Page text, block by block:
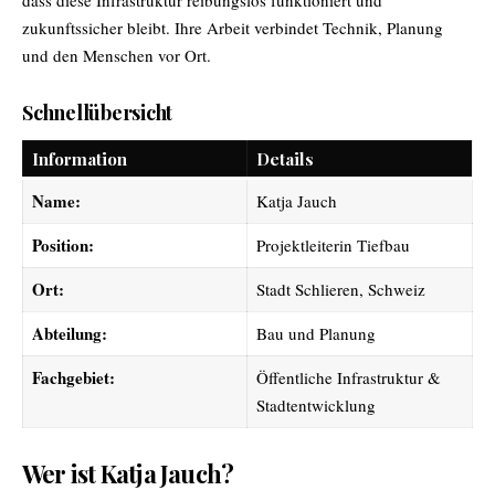
zukunftssicher bleibt. Ihre Arbeit verbindet Technik, Planung
und den Menschen vor Ort.
Schnellübersicht
Information Details
Name: Katja Jauch
Position: Projektleiterin Tiefbau
Ort: Stadt Schlieren, Schweiz
Abteilung: Bau und Planung
Fachgebiet:
Öffentliche Infrastruktur &
Stadtentwicklung
Wer ist Katja Jauch?